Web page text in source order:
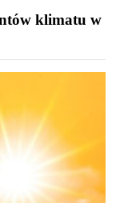
klimatu w